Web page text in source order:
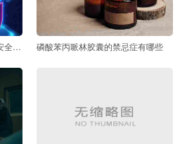
在不同操作系统下下载应用的安全差异 磷酸苯丙哌林胶囊的禁忌症有哪些